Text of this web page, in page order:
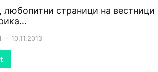
страници на вестници
10.11.2013